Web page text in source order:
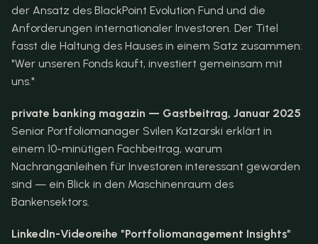
der Ansatz des BlackPoint Evolution Fund und die
Anforderungen internationaler Investoren. Der Titel
fasst die Haltung des Hauses in einem Satz zusammen:
"Wer unseren Fonds kauft, investiert gemeinsam mit
uns."
private banking magazin — Gastbeitrag, Januar 2025
Senior Portfoliomanager Svilen Katzarski erklärt in
einem 10-minütigen Fachbeitrag, warum
Nachranganleihen für Investoren interessant geworden
sind — ein Blick in den Maschinenraum des
Bankensektors.
LinkedIn-Videoreihe "Portfoliomanagement Insights"